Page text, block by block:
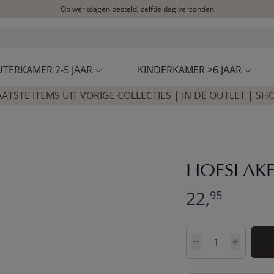
Op werkdagen besteld, zelfde dag verzonden
Klantbeoordelingen
4,25/5
2-5 JAAR KINDERKAMER >6 JAAR
ITEMS UIT VORIGE COLLECTIES | IN DE OUTLET |
22,95
Aantal